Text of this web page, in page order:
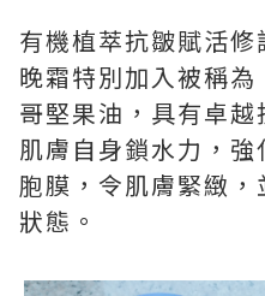
有機植萃抗皺賦活修
晚霜特別加入被稱
哥堅果油，具有卓
肌膚自身鎖水力，
胞膜，令肌膚緊緻
狀態。